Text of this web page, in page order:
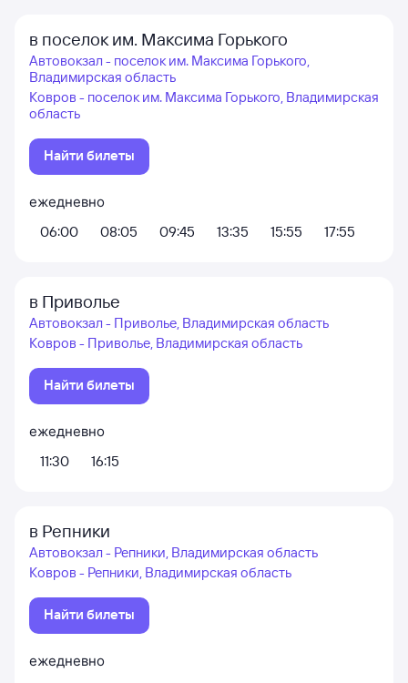
в поселок им. Максима Горького
Автовокзал - поселок им. Максима Горького,
Владимирская область
Ковров - поселок им. Максима Горького, Владимирская
область
Найти билеты
ежедневно
06:00
08:05 09:45 13:35 15:55 17:55
в Приволье
Автовокзал - Приволье, Владимирская область
Ковров - Приволье, Владимирская область
Найти билеты
ежедневно
11:30
16:15
в Репники
Автовокзал - Репники, Владимирская область
Ковров - Репники, Владимирская область
Найти билеты
ежедневно